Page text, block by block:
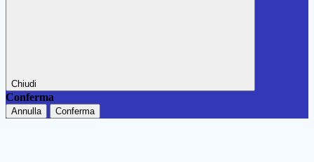
Chiudi
Conferma
Annulla Conferma